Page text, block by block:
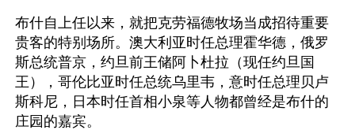
布什自上任以来，就把克劳福德牧场当成招待重要
贵客的特别场所。澳大利亚时任总理霍华德，俄罗
斯总统普京，约旦前王储阿卜杜拉（现任约旦国
王），哥伦比亚时任总统乌里韦，意时任总理贝卢
斯科尼，日本时任首相小泉等人物都曾经是布什的
庄园的嘉宾。